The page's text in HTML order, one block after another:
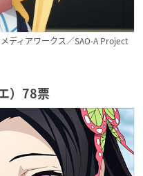
ディアワークス／SAO-A Project
）78票